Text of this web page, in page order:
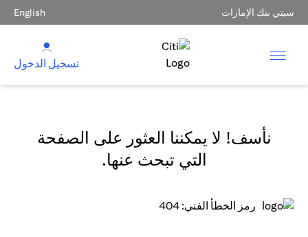
سيتي بنك الإمارات English
تسجيل الدخول
نأسف! لا يمكننا العثور على الصفحة
التي تبحث عنها.
رمز الخطأ الفني: 404